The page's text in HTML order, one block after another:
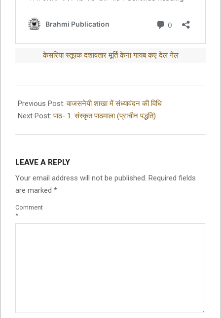
केसरिया स्तूपक दशावतार मूर्ति केना गायब कए देल गेल
08-
27
Previous Post:वाजसनेयी शाखा में संध्यावंदन की विधि
Next Post:पाठ- 1. संस्कृत पाठमाला (प्राचीन पद्धति)
LEAVE A REPLY
Your email address will not be published. Required fields
are marked *
Comment
*